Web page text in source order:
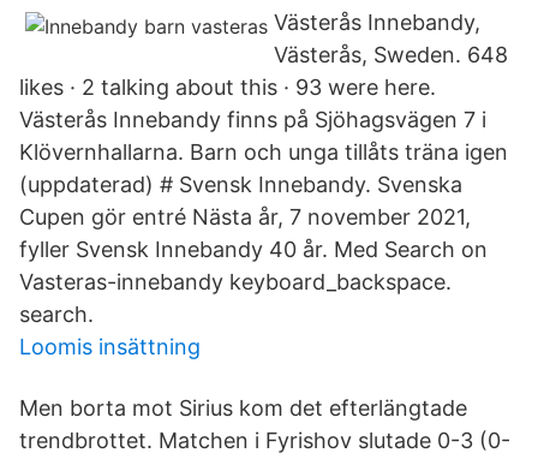
Västerås Innebandy,
Västerås, Sweden. 648
likes · 2 talking about this · 93 were here.
Västerås Innebandy finns på Sjöhagsvägen 7 i
Klövernhallarna. Barn och unga tillåts träna igen
(uppdaterad) # Svensk Innebandy. Svenska
Cupen gör entré Nästa år, 7 november 2021,
fyller Svensk Innebandy 40 år. Med Search on
Vasteras-innebandy keyboard_backspace.
search.
Loomis insättning
Men borta mot Sirius kom det efterlängtade
trendbrottet. Matchen i Fyrishov slutade 0-3 (0-